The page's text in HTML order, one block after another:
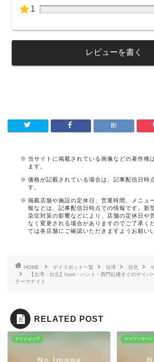
1
レビューを書く
当サイトに掲載されている画像などの著作権
ます。
価格が記載されている場合は、記事配信日時
す。
掲載店舗や施設の定休日、営業時間、メニュ
報などは、記事配信日時点での情報です。新
染症対策の影響などにより、店舗の定休日や
なく変更される場合がありますのでご了承く
ては各店舗にご確認いただきますようお願い
HOME ゲイスポット一覧 台湾 台北
【台湾・台北】hunt・ハント・西門紅楼すぐのゲイバ
テーマナイト
RELATED POST
ゲイショップ ゲイマッサージ